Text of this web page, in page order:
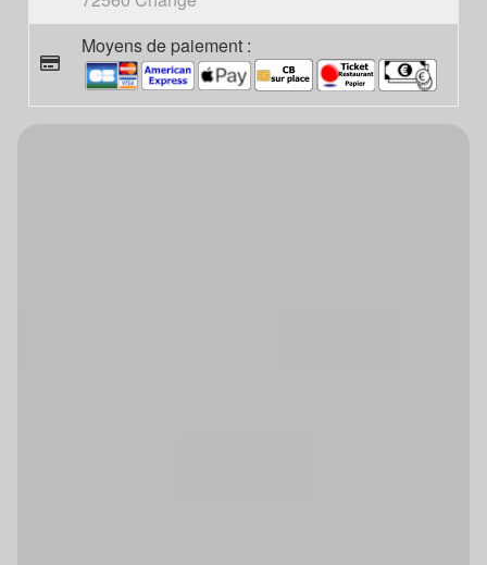
Moyens de paiement :